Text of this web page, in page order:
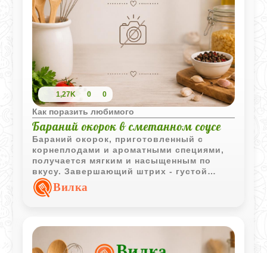
1,27K 0 0
Как поразить любимого
Бараний окорок в сметанном соусе
Бараний окорок, приготовленный с
корнеплодами и ароматными специями,
получается мягким и насыщенным по
вкусу. Завершающий штрих - густой
сметанный соус с легкой кислинкой
лимонного сока или уксуса.
Вилка